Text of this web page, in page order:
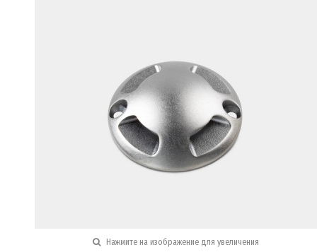
Нажмите на изображение для увеличения